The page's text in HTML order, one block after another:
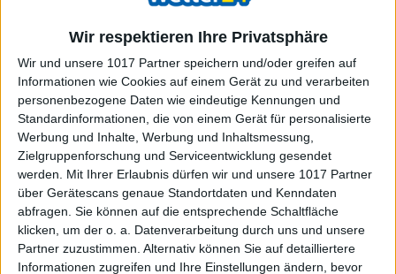
Wir respektieren Ihre Privatsphäre
Wir und unsere 1017 Partner speichern und/oder greifen auf
Informationen wie Cookies auf einem Gerät zu und verarbeiten
personenbezogene Daten wie eindeutige Kennungen und
Standardinformationen, die von einem Gerät für personalisierte
Werbung und Inhalte, Werbung und Inhaltsmessung,
Zielgruppenforschung und Serviceentwicklung gesendet
werden.
Mit Ihrer Erlaubnis dürfen wir und unsere 1017 Partner
über Gerätescans genaue Standortdaten und Kenndaten
abfragen. Sie können auf die entsprechende Schaltfläche
klicken, um der o. a. Datenverarbeitung durch uns und unsere
Partner zuzustimmen. Alternativ können Sie auf detailliertere
Informationen zugreifen und Ihre Einstellungen ändern, bevor